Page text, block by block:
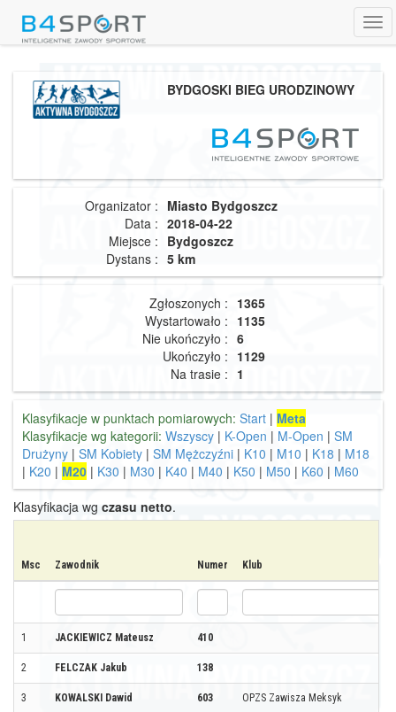
BYDGOSKI BIEG URODZINOWY
Organizator : Miasto Bydgoszcz
Data : 2018-04-22
Miejsce : Bydgoszcz
Dystans : 5 km
Zgłoszonych : 1365
Wystartowało : 1135
Nie ukończyło : 6
Ukończyło : 1129
Na trasie : 1
Klasyfikacje w punktach pomiarowych: Start | Meta
Klasyfikacje wg kategorii: Wszyscy | K-Open | M-Open | SM
Drużyny | SM Kobiety | SM Mężczyźni | K10 | M10 | K18 | M18
| K20 | M20 | K30 | M30 | K40 | M40 | K50 | M50 | K60 | M60
Klasyfikacja wg czasu netto.
Msc Zawodnik Numer Klub
1 JACKIEWICZ Mateusz 410
2 FELCZAK Jakub 138
3 KOWALSKI Dawid 603 OPZS Zawisza Meksyk